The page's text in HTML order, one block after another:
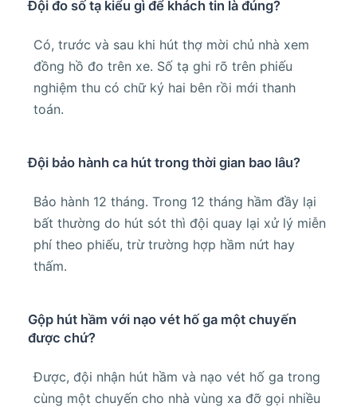
Đội đo số tạ kiểu gì để khách tin là đúng?
Có, trước và sau khi hút thợ mời chủ nhà xem
đồng hồ đo trên xe. Số tạ ghi rõ trên phiếu
nghiệm thu có chữ ký hai bên rồi mới thanh
toán.
Đội bảo hành ca hút trong thời gian bao lâu?
Bảo hành 12 tháng. Trong 12 tháng hầm đầy lại
bất thường do hút sót thì đội quay lại xử lý miễn
phí theo phiếu, trừ trường hợp hầm nứt hay
thấm.
Gộp hút hầm với nạo vét hố ga một chuyến
được chứ?
Được, đội nhận hút hầm và nạo vét hố ga trong
cùng một chuyến cho nhà vùng xa đỡ gọi nhiều